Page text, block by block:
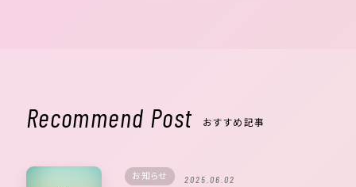
Recommend Post おすすめ記事
お知らせ 2025.06.02